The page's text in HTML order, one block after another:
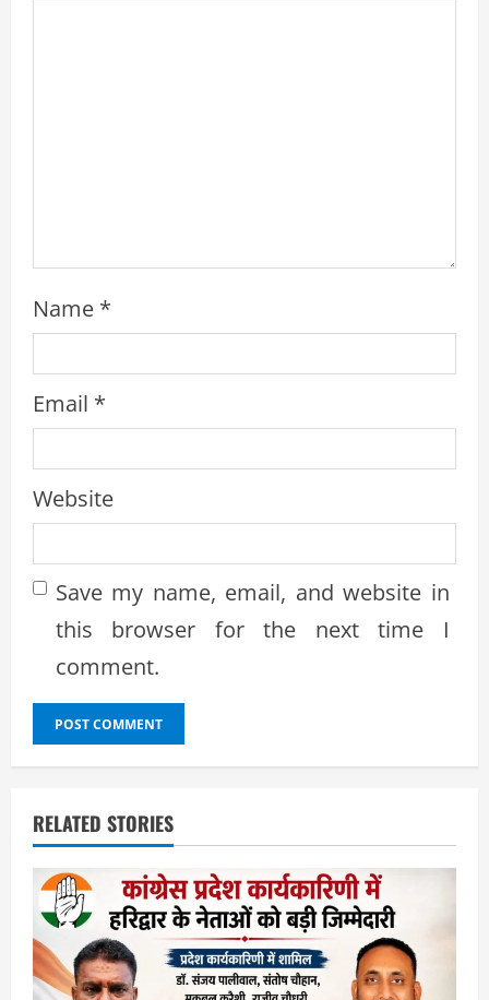
Name *
Email *
Website
Save my name, email, and website in
this browser for the next time I
comment.
RELATED STORIES